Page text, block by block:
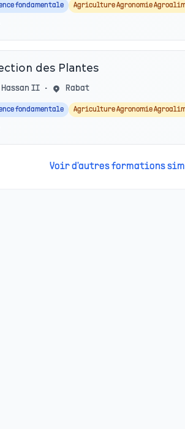
fondamentale Agriculture Agronomie
des Plantes
Hassan II • Rabat
fondamentale Agriculture Agronomie
Voir d'autres formations